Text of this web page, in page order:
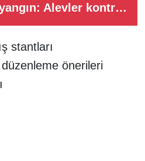
Alevler kontrol
stantları
önerileri